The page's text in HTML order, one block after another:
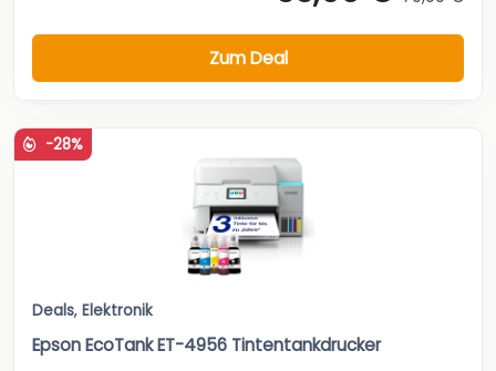
Zum Deal
-28%
Deals, Elektronik
Epson EcoTank ET-4956 Tintentankdrucker